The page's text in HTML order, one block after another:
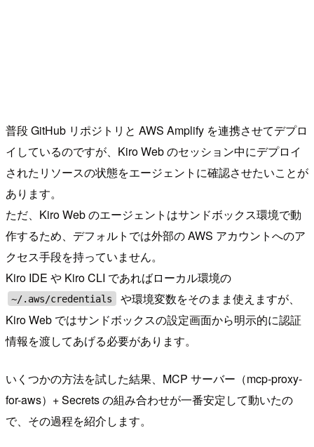
普段 GitHub リポジトリと AWS Amplify を連携させてデプロ
イしているのですが、Kiro Web のセッション中にデプロイ
されたリソースの状態をエージェントに確認させたいことが
あります。
ただ、Kiro Web のエージェントはサンドボックス環境で動
作するため、デフォルトでは外部の AWS アカウントへのア
クセス手段を持っていません。
Kiro IDE や Kiro CLI であればローカル環境の
~/.aws/credentials
や環境変数をそのまま使えますが、
Kiro Web ではサンドボックスの設定画面から明示的に認証
情報を渡してあげる必要があります。
いくつかの方法を試した結果、MCP サーバー（mcp-proxy-
for-aws）+ Secrets の組み合わせが一番安定して動いたの
で、その過程を紹介します。